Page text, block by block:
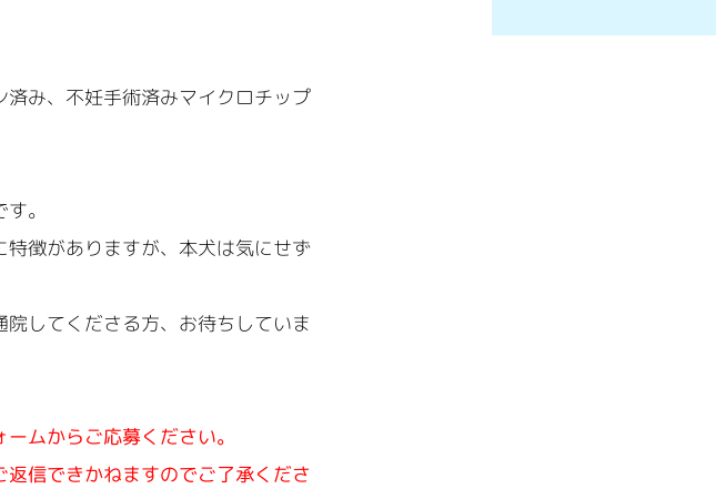
み、不妊手術済みマイクロチップ
。
徴がありますが、本犬は気にせず
してくださる方、お待ちしていま
ムからご応募ください。
信できかねますのでご了承くださ